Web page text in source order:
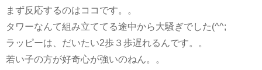
まず反応するのはココです。。
タワーなんて組み立ててる途中から大騒ぎでした(^^;
ラッピーは、だいたい2歩３歩遅れるんです。。
若い子の方が好奇心が強いのねん。。